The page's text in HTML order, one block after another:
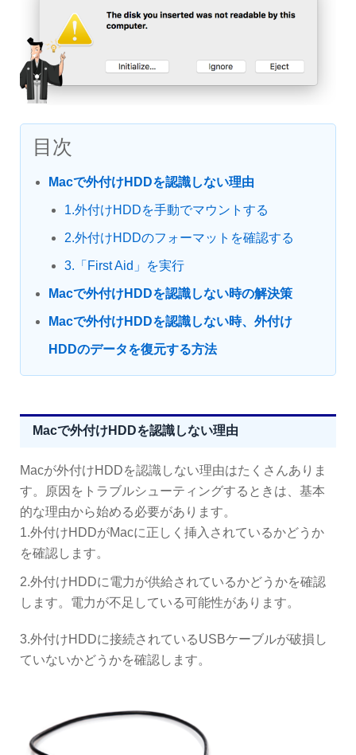
目次
Macで外付けHDDを認識しない理由
1.外付けHDDを手動でマウントする
2.外付けHDDのフォーマットを確認する
3.「First Aid」を実行
Macで外付けHDDを認識しない時の解決策
Macで外付けHDDを認識しない時、外付け
HDDのデータを復元する方法
Macで外付けHDDを認識しない理由
Macが外付けHDDを認識しない理由はたくさんありま
す。原因をトラブルシューティングするときは、基本
的な理由から始める必要があります。
1.外付けHDDがMacに正しく挿入されているかどうか
を確認します。
2.外付けHDDに電力が供給されているかどうかを確認
します。電力が不足している可能性があります。
3.外付けHDDに接続されているUSBケーブルが破損し
ていないかどうかを確認します。